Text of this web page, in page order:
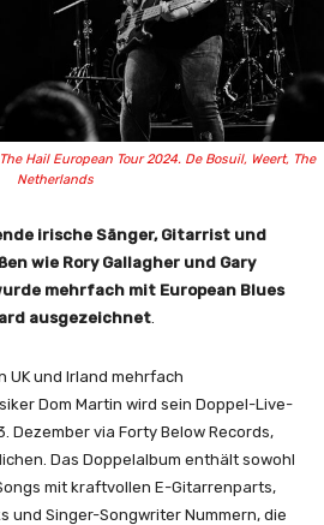
Hail European Tour 2024. De Bosuil, Weert, The
Netherlands
irische Sänger, Gitarrist und
wie Rory Gallagher und Gary
mehrfach mit European Blues
ausgezeichnet
UK und Irland mehrfach
Dom Martin wird sein Doppel-Live-
Dezember via Forty Below Records,
Das Doppelalbum enthält sowohl
mit kraftvollen E-Gitarrenparts,
und Singer-Songwriter Nummern, die